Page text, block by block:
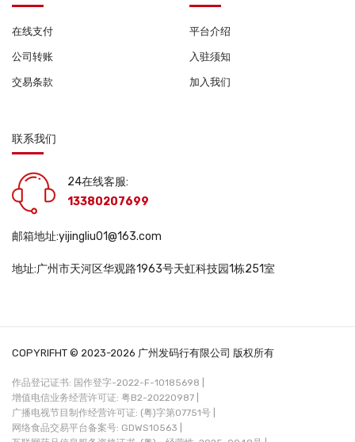
在线支付
公司转账
交易条款
平台介绍
入驻须知
加入我们
联系我们
24在线客服:
13380207699
邮箱地址:yijingliu01@163.com
地址:广州市天河区华观路1963号天虹科技园1栋251室
COPYRIFHT © 2023-2026 广州发码行有限公司 版权所有
作品登记证书: 国作登字-2022-F-10185698 |
增值电信业务经营许可证: 粤B2-20220987 |
广播电视节目制作经营许可证: (粤)字第07751号 |
网络食品交易平台备案号: GDWS10563 |